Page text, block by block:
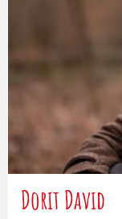
Dorit David